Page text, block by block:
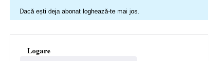
Dacă ești deja abonat loghează-te mai jos.
Logare